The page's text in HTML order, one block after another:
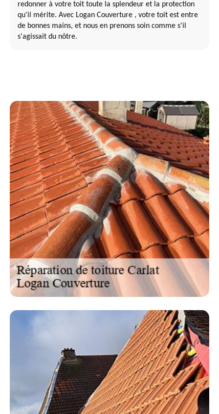
redonner à votre toit toute la splendeur et la protection
qu'il mérite. Avec Logan Couverture , votre toit est entre
de bonnes mains, et nous en prenons soin comme s'il
s'agissait du nôtre.